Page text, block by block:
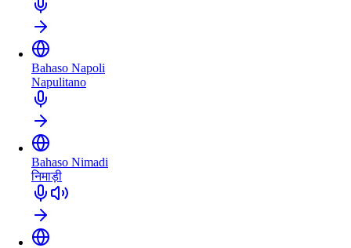
Bahaso Napoli
Napulitano
Bahaso Nimadi
निमाड़ी